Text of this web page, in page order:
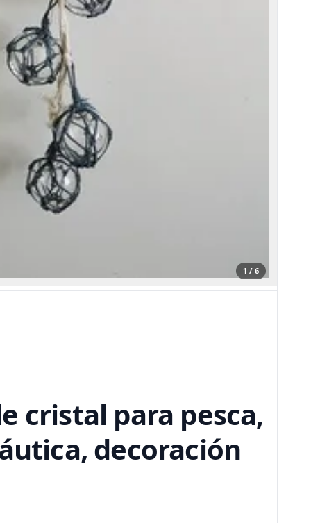
1 / 6
cristal para pesca,
decoración